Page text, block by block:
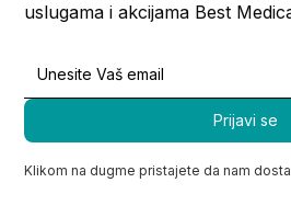
uslugama i akcijama Best
Klikom na dugme pristajete da nam